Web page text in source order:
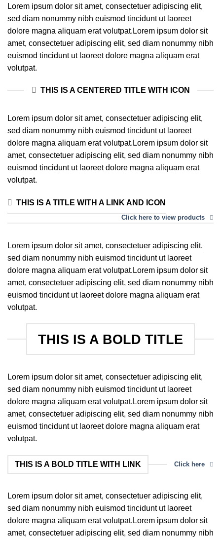
Lorem ipsum dolor sit amet, consectetuer adipiscing elit,
sed diam nonummy nibh euismod tincidunt ut laoreet
dolore magna aliquam erat volutpat.Lorem ipsum dolor sit
amet, consectetuer adipiscing elit, sed diam nonummy nibh
euismod tincidunt ut laoreet dolore magna aliquam erat
volutpat.
THIS IS A CENTERED TITLE WITH ICON
Lorem ipsum dolor sit amet, consectetuer adipiscing elit,
sed diam nonummy nibh euismod tincidunt ut laoreet
dolore magna aliquam erat volutpat.Lorem ipsum dolor sit
amet, consectetuer adipiscing elit, sed diam nonummy nibh
euismod tincidunt ut laoreet dolore magna aliquam erat
volutpat.
THIS IS A TITLE WITH A LINK AND ICON
Click here to view products
Lorem ipsum dolor sit amet, consectetuer adipiscing elit,
sed diam nonummy nibh euismod tincidunt ut laoreet
dolore magna aliquam erat volutpat.Lorem ipsum dolor sit
amet, consectetuer adipiscing elit, sed diam nonummy nibh
euismod tincidunt ut laoreet dolore magna aliquam erat
volutpat.
THIS IS A BOLD TITLE
Lorem ipsum dolor sit amet, consectetuer adipiscing elit,
sed diam nonummy nibh euismod tincidunt ut laoreet
dolore magna aliquam erat volutpat.Lorem ipsum dolor sit
amet, consectetuer adipiscing elit, sed diam nonummy nibh
euismod tincidunt ut laoreet dolore magna aliquam erat
volutpat.
THIS IS A BOLD TITLE WITH LINK Click here
Lorem ipsum dolor sit amet, consectetuer adipiscing elit,
sed diam nonummy nibh euismod tincidunt ut laoreet
dolore magna aliquam erat volutpat.Lorem ipsum dolor sit
amet, consectetuer adipiscing elit, sed diam nonummy nibh